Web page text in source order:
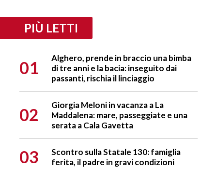
PIÙ LETTI
01
Alghero, prende in braccio una bimba
di tre anni e la bacia: inseguito dai
passanti, rischia il linciaggio
02
Giorgia Meloni in vacanza a La
Maddalena: mare, passeggiate e una
serata a Cala Gavetta
03
Scontro sulla Statale 130: famiglia
ferita, il padre in gravi condizioni